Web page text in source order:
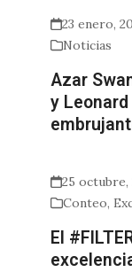
23 enero,
Noticias
Azar
y
25 octubre,
Conteo,
El